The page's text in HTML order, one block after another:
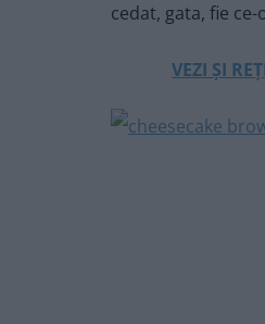
cedat, gata, fie ce-
VEZI ȘI